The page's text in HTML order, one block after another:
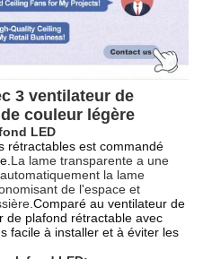
3 ventilateur de
couleur légère
LED
rétractables est commandé
La lame transparente a une
la lame
de l'espace et
Comparé au ventilateur de
de plafond rétractable avec
facile à installer et à éviter les